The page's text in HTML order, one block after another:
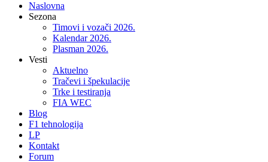
Naslovna
Sezona
Timovi i vozači 2026.
Kalendar 2026.
Plasman 2026.
Vesti
Aktuelno
Tračevi i špekulacije
Trke i testiranja
FIA WEC
Blog
F1 tehnologija
LP
Kontakt
Forum